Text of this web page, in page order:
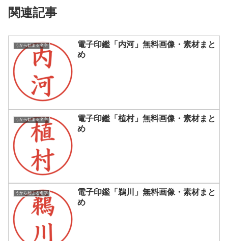
関連記事
うから始まる名字
電子印鑑「内河」無料画像・素材まと
め
うから始まる名字
電子印鑑「植村」無料画像・素材まと
め
うから始まる名字
電子印鑑「鵜川」無料画像・素材まと
め